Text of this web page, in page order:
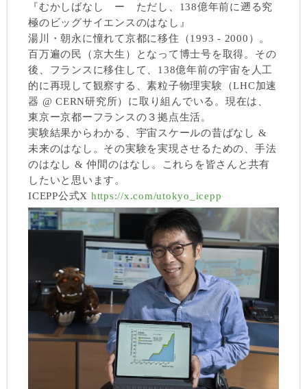
『むかしばなし ー ただし、138億年前に遡る究
極のビッグサイエンスのはなし』
湯川・朝永に憧れて京都に移住（1993 - 2000）。
百万遍の民（京大生）となって博士号を取得。その
後、フランスに移住して、138億年前の宇宙を人工
的に再現して観察する、素粒子物理実験（LHC加速
器 @ CERN研究所）に取り組んでいる。現在は、
東京ー京都ーフランスの３拠点生活。
実験結果からわかる、宇宙スケールの昔ばなし &
未来のはなし。その実験を実現させるための、手法
のはなし & 仲間のはなし。これらを皆さんと共有
したいと思います。
ICEPP公式X https://x.com/utokyo_icepp